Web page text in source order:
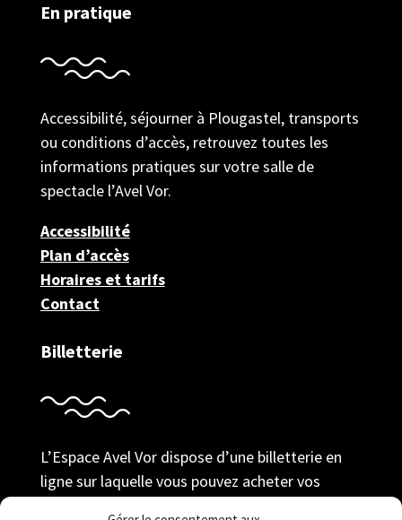
En pratique
Accessibilité, séjourner à Plougastel, transports
ou conditions d’accès, retrouvez toutes les
informations pratiques sur votre salle de
spectacle l’Avel Vor.
Accessibilité
Plan d’accès
Horaires et tarifs
Contact
Billetterie
L’Espace Avel Vor dispose d’une billetterie en
ligne sur laquelle vous pouvez acheter vos